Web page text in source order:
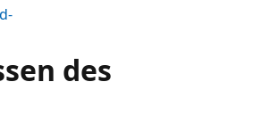
des